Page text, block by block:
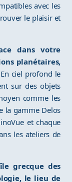
avec les
le plaisir et
dans votre
planétaires,
ciel profond le
sur des objets
comme les
la gamme Delos
et chaque
les ateliers de
grecque des
le lieu de